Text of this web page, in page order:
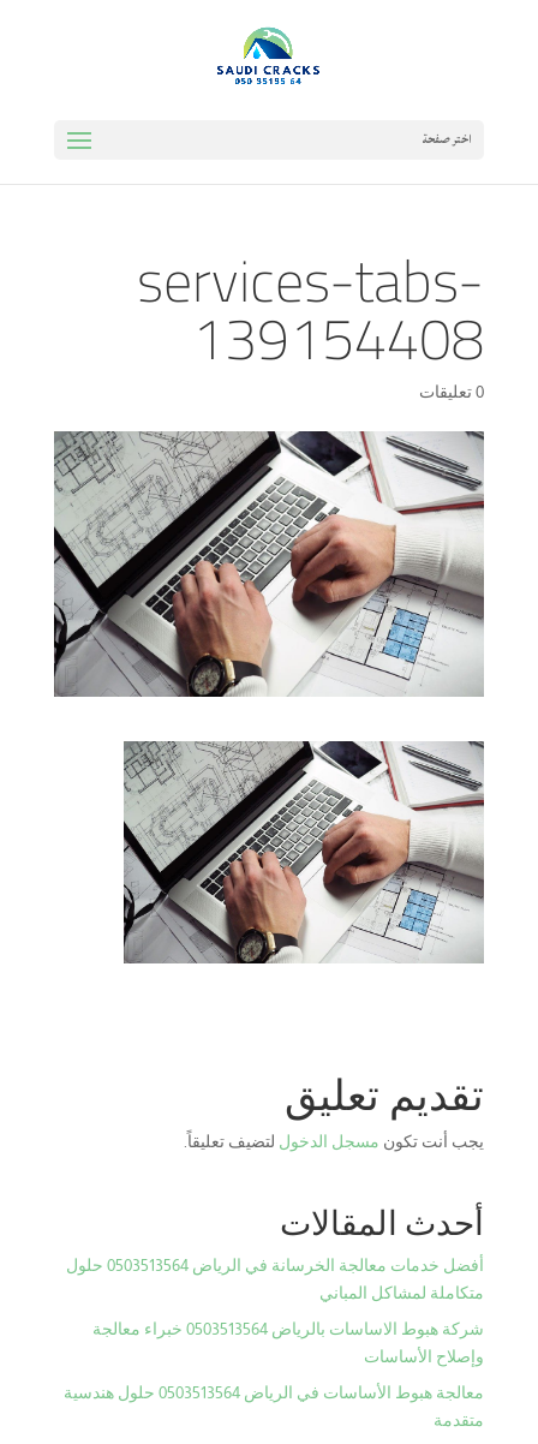
اختر صفحة
services-tabs-
139154408
0 تعليقات
تقديم تعليق
يجب أنت تكون مسجل الدخول لتضيف تعليقاً.
أحدث المقالات
أفضل خدمات معالجة الخرسانة في الرياض 0503513564 حلول
متكاملة لمشاكل المباني
شركة هبوط الاساسات بالرياض 0503513564 خبراء معالجة
وإصلاح الأساسات
معالجة هبوط الأساسات في الرياض 0503513564 حلول هندسية
متقدمة